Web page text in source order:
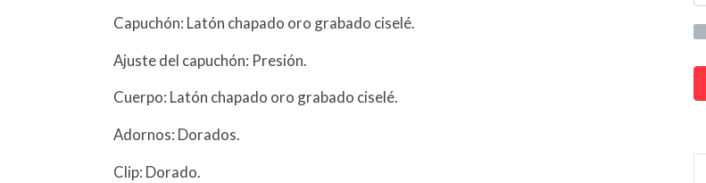
Capuchón: Latón chapado oro grabado ciselé.
Ajuste del capuchón: Presión.
Cuerpo: Latón chapado oro grabado ciselé.
Adornos: Dorados.
Clip: Dorado.